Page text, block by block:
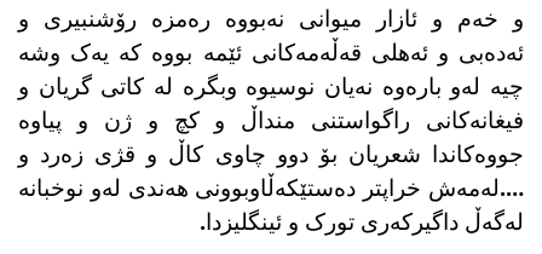
و خەم و ئازار میوانی نەبووە رەمزە رۆشنبیری و
ئەدەبی و ئەهلی قەڵەمەکانی ئێمە بووە کە یەک وشە
چیە لەو بارەوە نەیان نوسیوە وبگرە لە کاتی گریان و
فیغانەکانی راگواستنی منداڵ و کچ و ژن و پیاوە
جووەکاندا شعریان بۆ دوو چاوی کاڵ و قژی زەرد و
….لەمەش خراپتر دەستێکەڵاوبوونی هەندی لەو نوخبانە
لەگەڵ داگیرکەری تورک و ئینگلیزدا.